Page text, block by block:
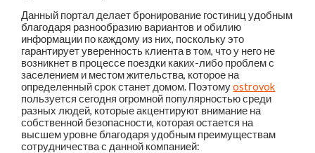
Данный портал делает бронирование гостиниц удобным
благодаря разнообразию вариантов и обилию
информации по каждому из них, поскольку это
гарантирует уверенность клиента в том, что у него не
возникнет в процессе поездки каких-либо проблем с
заселением и местом жительства, которое на
определенный срок станет домом. Поэтомуostrovok
пользуется сегодня огромной популярностью среди
разных людей, которые акцентируют внимание на
собственной безопасности, которая остается на
высшем уровне благодаря удобным преимуществам
сотрудничества с данной компанией: